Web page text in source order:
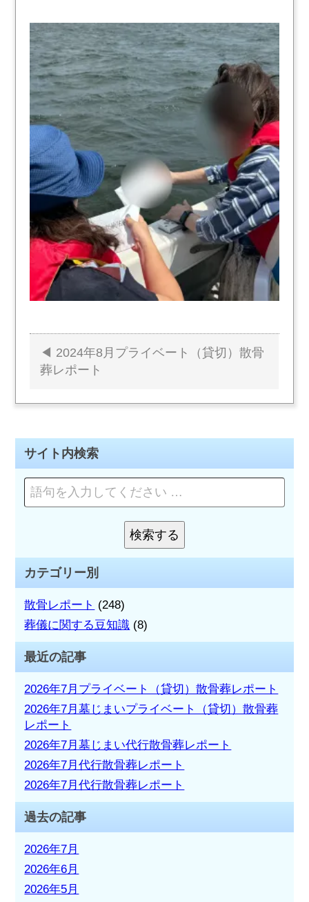
投
ビ
ゲ
ー
ョ
ン
2024年8月プライベート（貸切）散骨
葬レポート
サイト内検索
ペ
ー
索:
検索する
検
カテゴリー別
散骨レポート (248)
葬儀に関する豆知識 (8)
最近の記事
2026年7月プライベート（貸切）散骨葬レポート
2026年7月墓じまいプライベート（貸切）散骨葬
レポート
2026年7月墓じまい代行散骨葬レポート
2026年7月代行散骨葬レポート
2026年7月代行散骨葬レポート
過去の記事
2026年7月
2026年6月
2026年5月